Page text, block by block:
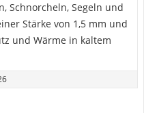
Schnorcheln, Segeln und
Stärke von 1,5 mm und
und Wärme in kaltem